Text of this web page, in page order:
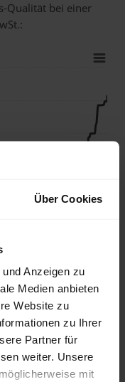
Über Cookies
Anzeigen zu
Medien anbieten
Website zu
zu Ihrer
Partner für
weiter. Unsere
mit
Qualität bei einer
Mai
2026
in Deutschland
Pelletspreise-Seite